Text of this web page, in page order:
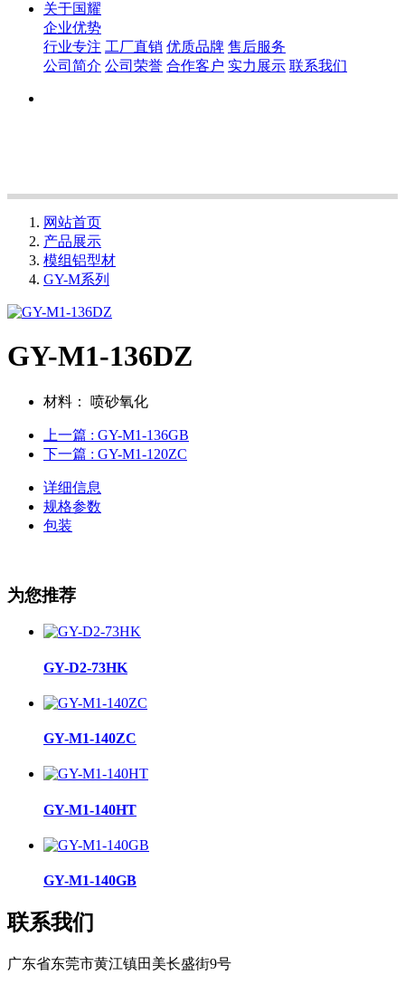
关于国耀
企业优势
行业专注 工厂直销 优质品牌 售后服务
公司简介 公司荣誉 合作客户 实力展示 联系我们
网站首页
产品展示
模组铝型材
GY-M系列
GY-M1-136DZ
材料： 喷砂氧化
上一篇 : GY-M1-136GB
下一篇 : GY-M1-120ZC
详细信息
规格参数
包装
为您推荐
GY-D2-73HK
GY-M1-140ZC
GY-M1-140HT
GY-M1-140GB
联系我们
广东省东莞市黄江镇田美长盛街9号